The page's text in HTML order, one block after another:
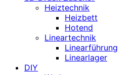
Heiztechnik
Heizbett
Hotend
Lineartechnik
Linearführung
Linearlager
DIY